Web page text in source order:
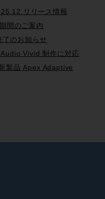
リリース情報
間のご案内
のお知らせ
Vivid 制作に対応
製品 Apex Adaptive